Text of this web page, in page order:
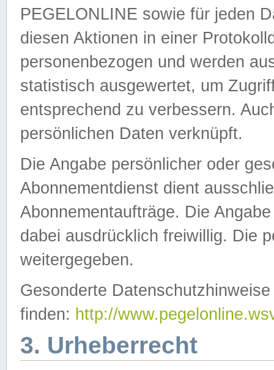
PEGELONLINE sowie für jeden
diesen Aktionen in einer
personenbezogen und werden
statistisch ausgewertet, um
entsprechend zu verbessern.
persönlichen Daten verknüpft.
Die Angabe persönlicher oder
Abonnementdienst dient
Abonnementaufträge. Die
dabei ausdrücklich freiwillig. Die
weitergegeben.
Gesonderte
finden: http://
3. Urheberrecht